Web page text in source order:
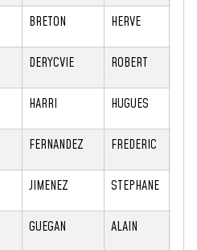
BRETON HERVE
DERYCVIE ROBERT
HARRI HUGUES
FERNANDEZ FREDERIC
JIMENEZ STEPHANE
GUEGAN ALAIN